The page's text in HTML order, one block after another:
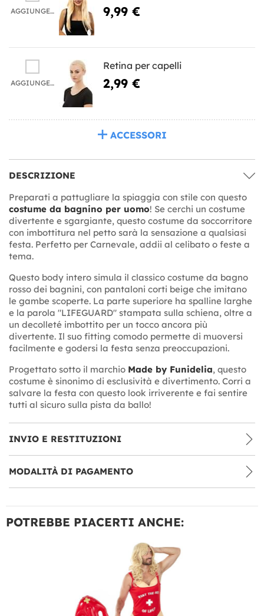
AGGIUNGERE 9,99 €
AGGIUNGERE
Retina per capelli
2,99 €
ACCESSORI
DESCRIZIONE
Preparati a pattugliare la spiaggia con stile con questo
costume da bagnino per uomo! Se cerchi un costume
divertente e sgargiante, questo costume da soccorritore
con imbottitura nel petto sarà la sensazione a qualsiasi
festa. Perfetto per Carnevale, addii al celibato o feste a
tema.
Questo body intero simula il classico costume da bagno
rosso dei bagnini, con pantaloni corti beige che imitano
le gambe scoperte. La parte superiore ha spalline larghe
e la parola "LIFEGUARD" stampata sulla schiena, oltre a
un decolleté imbottito per un tocco ancora più
divertente. Il suo fitting comodo permette di muoversi
facilmente e godersi la festa senza preoccupazioni.
Progettato sotto il marchio Made by Funidelia, questo
costume è sinonimo di esclusività e divertimento. Corri a
salvare la festa con questo look irriverente e fai sentire
tutti al sicuro sulla pista da ballo!
INVIO E RESTITUZIONI
MODALITÀ DI PAGAMENTO
POTREBBE PIACERTI ANCHE: